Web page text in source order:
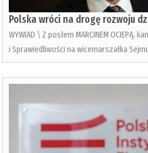
Polska wróci na drogę rozwoju
WYWIAD \ Z posłem MARCINEM OCIEPĄ,
i Sprawiedliwości na wicemarszałka